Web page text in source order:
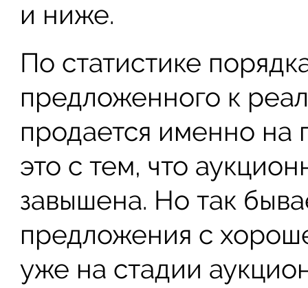
и ниже.
По статистике
предложенного к
продается именно на
это с тем, что
завышена. Но так
предложения с
уже на стадии